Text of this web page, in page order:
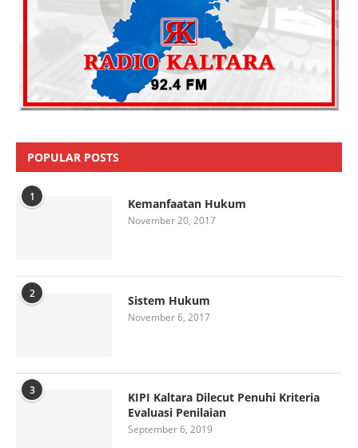
POPULAR POSTS
1 Kemanfaatan Hukum
November 20, 2017
2 Sistem Hukum
November 6, 2017
3
KIPI Kaltara Dilecut Penuhi Kriteria
Evaluasi Penilaian
September 6, 2019